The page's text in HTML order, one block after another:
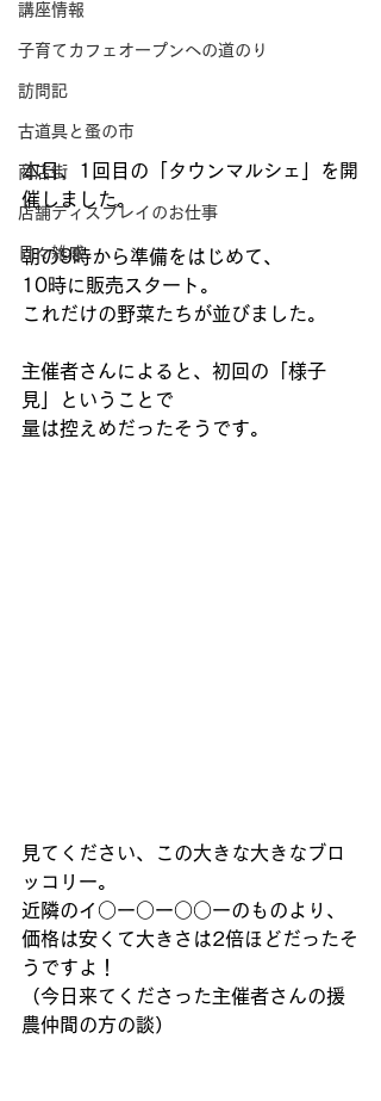
講座情報
子育てカフェオープンへの道のり
訪問記
古道具と蚤の市
商店街
店舗ディスプレイのお仕事
日々雑感
本日、1回目の「タウンマルシェ」を開
催しました。
朝の9時から準備をはじめて、
10時に販売スタート。
これだけの野菜たちが並びました。
主催者さんによると、初回の「様子
見」ということで
量は控えめだったそうです。
見てください、この大きな大きなブロ
ッコリー。
近隣のイ○ー○ー○○ーのものより、
価格は安くて大きさは2倍ほどだったそ
うですよ！
（今日来てくださった主催者さんの援
農仲間の方の談）